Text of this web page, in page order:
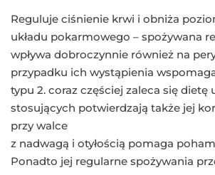
Reguluje ciśnienie krwi i obniża
układu pokarmowego – spożywana
wpływa dobroczynnie również na
przypadku ich wystąpienia
typu 2. coraz częściej zaleca się
stosujących potwierdzają także jej
przy walce
z nadwagą i otyłością pomaga
Ponadto jej regularne spożywania